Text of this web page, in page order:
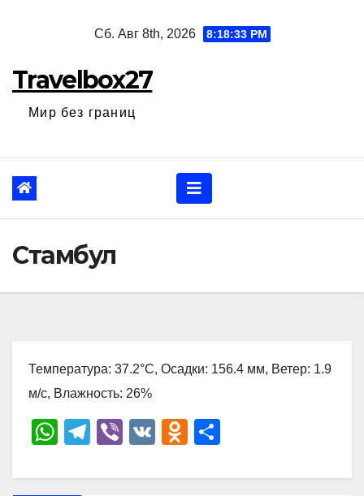
Сб. Авг 8th, 2026 8:18:34 PM
Travelbox27
Мир без границ
Стамбул
Температура: 37.2°C, Осадки: 156.4 мм, Ветер: 1.9
м/с, Влажность: 26%
W
at
T
e
Vi
er
V
O
n
р